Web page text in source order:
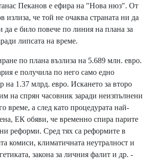
Пеканов е ефира на "Нова нюз". От
излиза, че той не очаква страната ни да
да е било повече по линия на плана за
липсата на време.
по плана възлиза на 5.689 млн. евро.
е получила по него само едно
на 1.37 млрд. евро. Искането за второ
на спрян часовник заради неизпълнени
време, а след като процедурата най-
ЕК обяви, че временно спира парите
реформи. Сред тях са реформите в
комиси, климатичната неутралност и
закона за личния фалит и др. -